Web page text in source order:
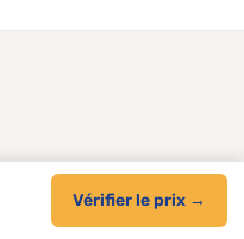
Vérifier le prix →